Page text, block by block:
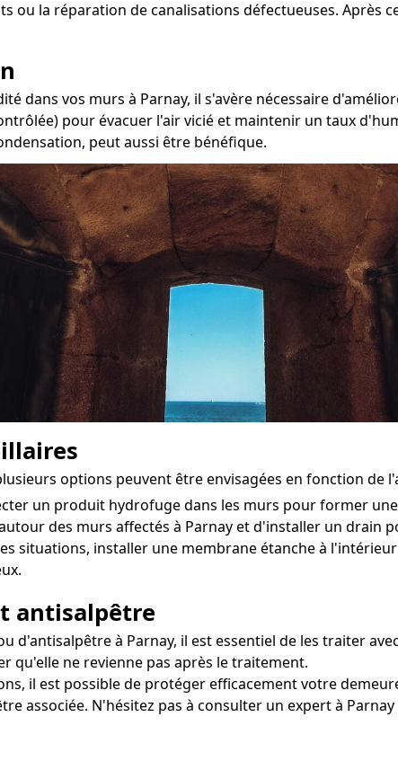
ou la réparation de canalisations défectueuses. Après
dans vos murs à Parnay, il s'avère nécessaire
pour évacuer l'air vicié et maintenir un taux
peut aussi être bénéfique.
options peuvent être envisagées en fonction de
un produit hydrofuge dans les murs pour former
des murs affectés à Parnay et d'installer un drain
situations, installer une membrane étanche à
antisalpêtre
d'antisalpêtre à Parnay, il est essentiel de les traiter
qu'elle ne revienne pas après le traitement.
il est possible de protéger efficacement votre
associée. N'hésitez pas à consulter un expert à